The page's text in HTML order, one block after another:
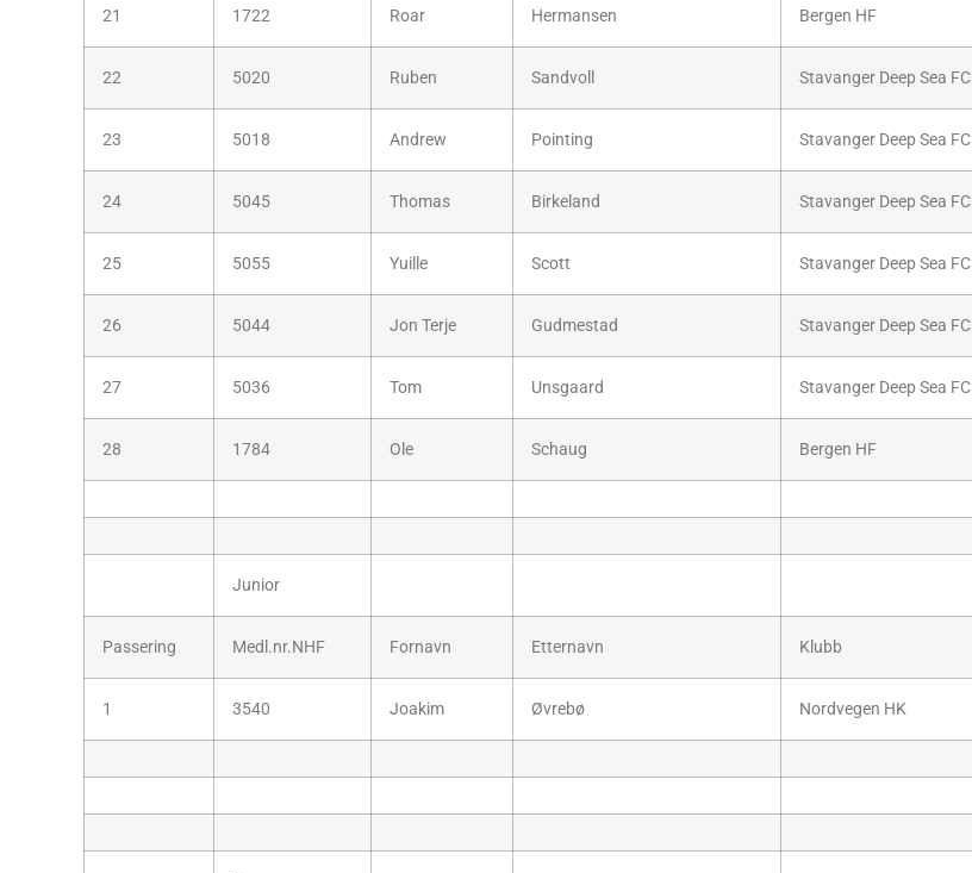
21 1722 Roar Hermansen Bergen HF
22 5020 Ruben Sandvoll Stavanger Deep Sea FC
23 5018 Andrew Pointing Stavanger Deep Sea FC
24 5045 Thomas Birkeland Stavanger Deep Sea FC
25 5055 Yuille Scott Stavanger Deep Sea FC
26 5044 Jon Terje Gudmestad Stavanger Deep Sea FC
27 5036 Tom Unsgaard Stavanger Deep Sea FC
28 1784 Ole Schaug Bergen HF
Junior
Passering Medl.nr.NHF Fornavn Etternavn Klubb
1 3540 Joakim Øvrebø Nordvegen HK